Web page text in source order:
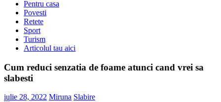
Pentru casa
Povesti
Retete
Sport
Turism
Articolul tau aici
Cum reduci senzatia de foame atunci cand vrei sa
slabesti
iulie 28, 2022 Miruna Slabire